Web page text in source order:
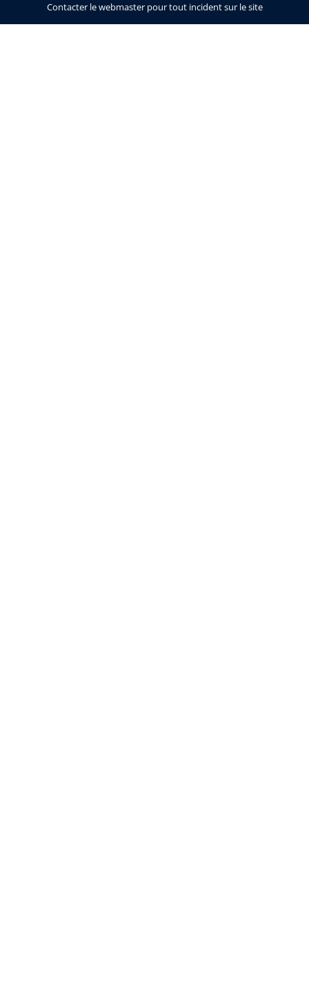
Contacter le webmaster pour tout incident sur le site